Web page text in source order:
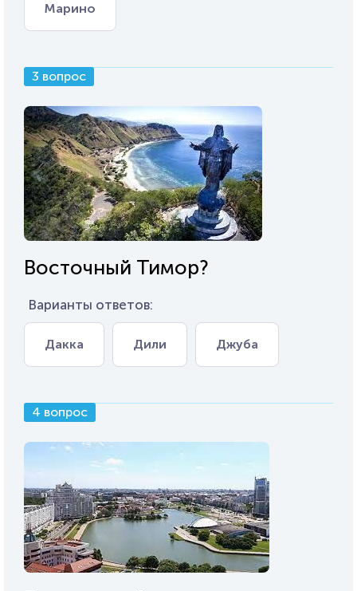
Марино
3 вопрос
Восточный Тимор?
Варианты ответов:
Дакка Дили Джуба
4 вопрос